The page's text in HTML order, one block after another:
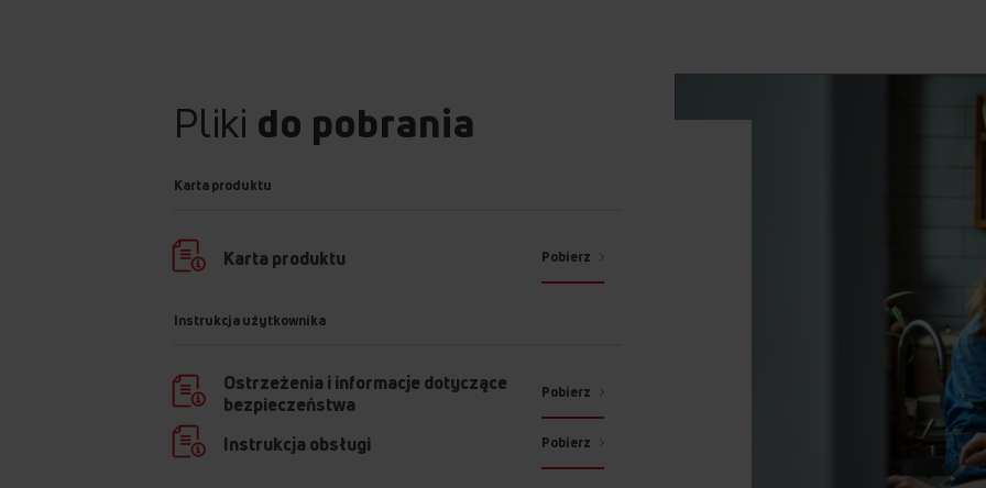
Pliki do pobrania
Karta produktu
Karta produktu Pobierz
Instrukcja użytkownika
Ostrzeżenia i informacje dotyczące
bezpieczeństwa
Pobierz
Instrukcja obsługi Pobierz